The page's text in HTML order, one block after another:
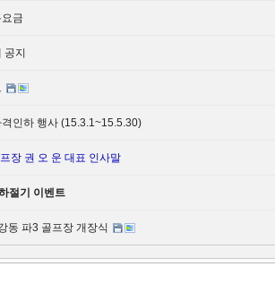
금
공지
인하 행사 (15.3.1~15.5.30)
장 권 오 운 대표 인사말
절기 이벤트
동 파3 골프장 개장식